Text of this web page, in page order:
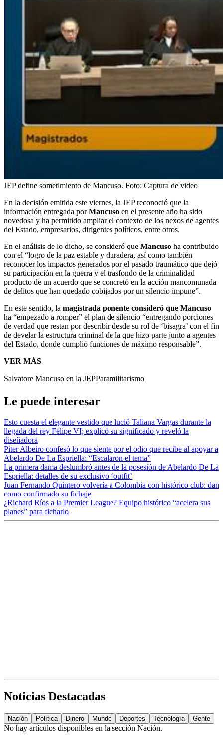
JEP define sometimiento de Mancuso. Foto: Captura de video
En la decisión emitida este viernes, la JEP reconoció que la
información entregada porMancuso en el presente año ha sido
novedosa y ha permitido ampliar el contexto de los nexos de agentes
del Estado, empresarios, dirigentes políticos, entre otros.
En el análisis de lo dicho, se consideró que Mancuso ha contribuido
con el “logro de la paz estable y duradera, así como también
reconocer los impactos generados por el pasado traumático que dejó
su participación en la guerra y el trasfondo de la criminalidad
producto de un acuerdo que se concretó en la acción mancomunada
de delitos que han quedado cobijados por un silencio impune”.
En este sentido, la magistrada ponente consideró que Mancuso
ha “empezado a romper” el plan de silencio “entregando porciones
de verdad que restan por describir desde su rol de ‘bisagra’ con el fin
de develar la estructura criminal de la que hizo parte junto a agentes
del Estado, donde cumplió funciones de máximo responsable”.
VER MÁS
Salvatore Mancuso en la JEPParamilitarismo
Le puede interesar
Esto cuesta el elegante vestido que lució Taliana Vargas durante la
llegada del rey Felipe VI; explicó su significado y reveló la
diseñadora
Piter Albeiro confesó lo que siente por el odio que recibe al apoyar a
Abelardo De La Espriella: “Escalaron el tema”
La primera dama deslumbró antes de la posesión de Abelardo De La
Espriella: detalles de su exclusivo ‘outfit’
Juan Fernando Quintero volvería a Colombia con histórico club: dan
como confirmado su fichaje
¿Richard Ríos a la Premier League? Equipo histórico “acelera sus
planes” para ficharlo
Noticias Destacadas
Nación Política Dinero Mundo Deportes Tecnología Gente
No hay artículos disponibles en la sección Nación.